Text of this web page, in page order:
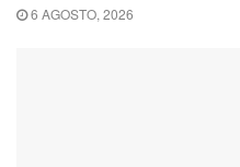
6 AGOSTO, 2026